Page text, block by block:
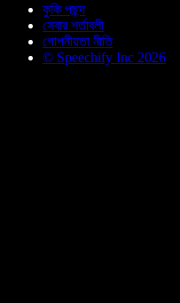
কুকি পছন্দ
সেবার শর্তাবলী
গোপনীয়তা নীতি
© Speechify Inc 2026